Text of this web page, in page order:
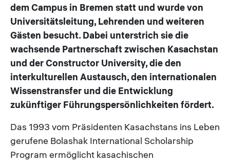
dem Campus in Bremen statt und wurde von
Universitätsleitung, Lehrenden und weiteren
Gästen besucht. Dabei unterstrich sie die
wachsende Partnerschaft zwischen Kasachstan
und der Constructor University, die den
interkulturellen Austausch, den internationalen
Wissenstransfer und die Entwicklung
zukünftiger Führungspersönlichkeiten fördert.
Das 1993 vom Präsidenten Kasachstans ins Leben
gerufene Bolashak International Scholarship
Program ermöglicht kasachischen